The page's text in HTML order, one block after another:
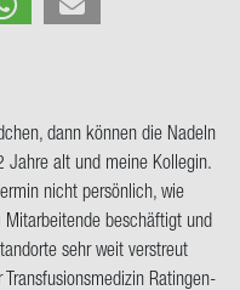
dann kön­nen die Na­deln
Jahre alt und meine Kol­le­gin.
nicht per­sön­lich, wie
be­schäf­tigt und
sehr weit ver­streut
Ratingen-​